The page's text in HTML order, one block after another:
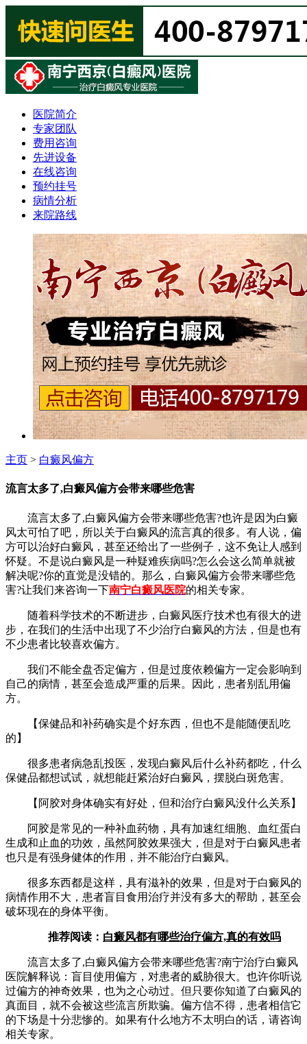
医院简介
专家团队
费用咨询
先进设备
在线咨询
预约挂号
病情分析
来院路线
主页 > 白癜风偏方
流言太多了,白癜风偏方会带来哪些危害
流言太多了,白癜风偏方会带来哪些危害?也许是因为白癜
风太可怕了吧，所以关于白癜风的流言真的很多。有人说，偏
方可以治好白癜风，甚至还给出了一些例子，这不免让人感到
怀疑。不是说白癜风是一种疑难疾病吗?怎么会这么简单就被
解决呢?你的直觉是没错的。那么，白癜风偏方会带来哪些危
害?让我们来咨询一下南宁白癜风医院的相关专家。
随着科学技术的不断进步，白癜风医疗技术也有很大的进
步，在我们的生活中出现了不少治疗白癜风的方法，但是也有
不少患者比较喜欢偏方。
我们不能全盘否定偏方，但是过度依赖偏方一定会影响到
自己的病情，甚至会造成严重的后果。因此，患者别乱用偏
方。
【保健品和补药确实是个好东西，但也不是能随便乱吃
的】
很多患者病急乱投医，发现白癜风后什么补药都吃，什么
保健品都想试试，就想能赶紧治好白癜风，摆脱白斑危害。
【阿胶对身体确实有好处，但和治疗白癜风没什么关系】
阿胶是常见的一种补血药物，具有加速红细胞、血红蛋白
生成和止血的功效，虽然阿胶效果强大，但是对于白癜风患者
也只是有强身健体的作用，并不能治疗白癜风。
很多东西都是这样，具有滋补的效果，但是对于白癜风的
病情作用不大，患者盲目食用治疗并没有多大的帮助，甚至会
破坏现在的身体平衡。
推荐阅读： 白癜风都有哪些治疗偏方,真的有效吗
流言太多了,白癜风偏方会带来哪些危害?南宁治疗白癜风
医院解释说：盲目使用偏方，对患者的威胁很大。也许你听说
过偏方的神奇效果，也为之心动过。但只要你知道了白癜风的
真面目，就不会被这些流言所欺骗。偏方信不得，患者相信它
的下场是十分悲惨的。如果有什么地方不太明白的话，请咨询
相关专家。